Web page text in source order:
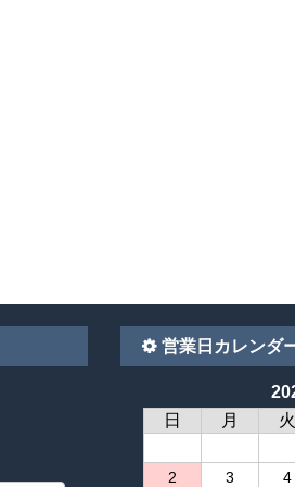
営業日カレンダ
日
月 火
2
3 4